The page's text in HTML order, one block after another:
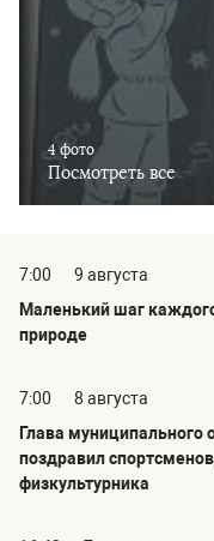
4 фото
Посмотреть все
7:00
9 августа
Маленький шаг
природе
7:00
8 августа
Глава
поздравил
физкультурника